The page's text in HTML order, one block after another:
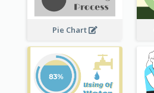
Pie Chart